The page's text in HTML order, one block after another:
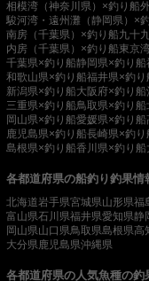
相模湾（神奈川県）×釣り船
駿河湾・遠州灘（静岡県）×
南房（千葉県）×釣り船九十
内房（千葉県）×釣り船東京
千葉県×釣り船静岡県×釣り船
和歌山県×釣り船福井県×釣り
新潟県×釣り船大阪府×釣り船
三重県×釣り船鳥取県×釣り船
岡山県×釣り船愛媛県×釣り船
鹿児島県×釣り船長崎県×釣り
島根県×釣り船香川県×釣り船
各都道府県の船釣り釣果情
北海道岩手県宮城県山形県福
富山県石川県福井県愛知県静
岡山県山口県鳥取県島根県高
大分県 鹿児島県沖縄県
各都道府県の人気魚種の釣